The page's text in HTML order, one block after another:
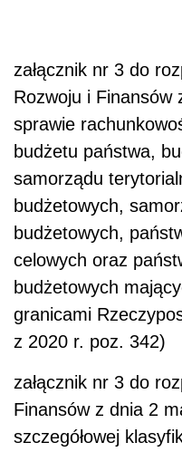
załącznik nr 3 do
Rozwoju i Finansów
sprawie
budżetu państwa,
samorządu
budżetowych,
budżetowych,
celowych oraz
budżetowych
granicami
z 2020 r. poz. 342)
załącznik nr 3 do
Finansów z dnia 2
szczegółowej